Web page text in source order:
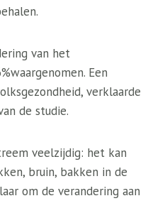
van het
Een
verklaarde
de studie.
veelzijdig: het kan
bruin, bakken in de
om de verandering aan